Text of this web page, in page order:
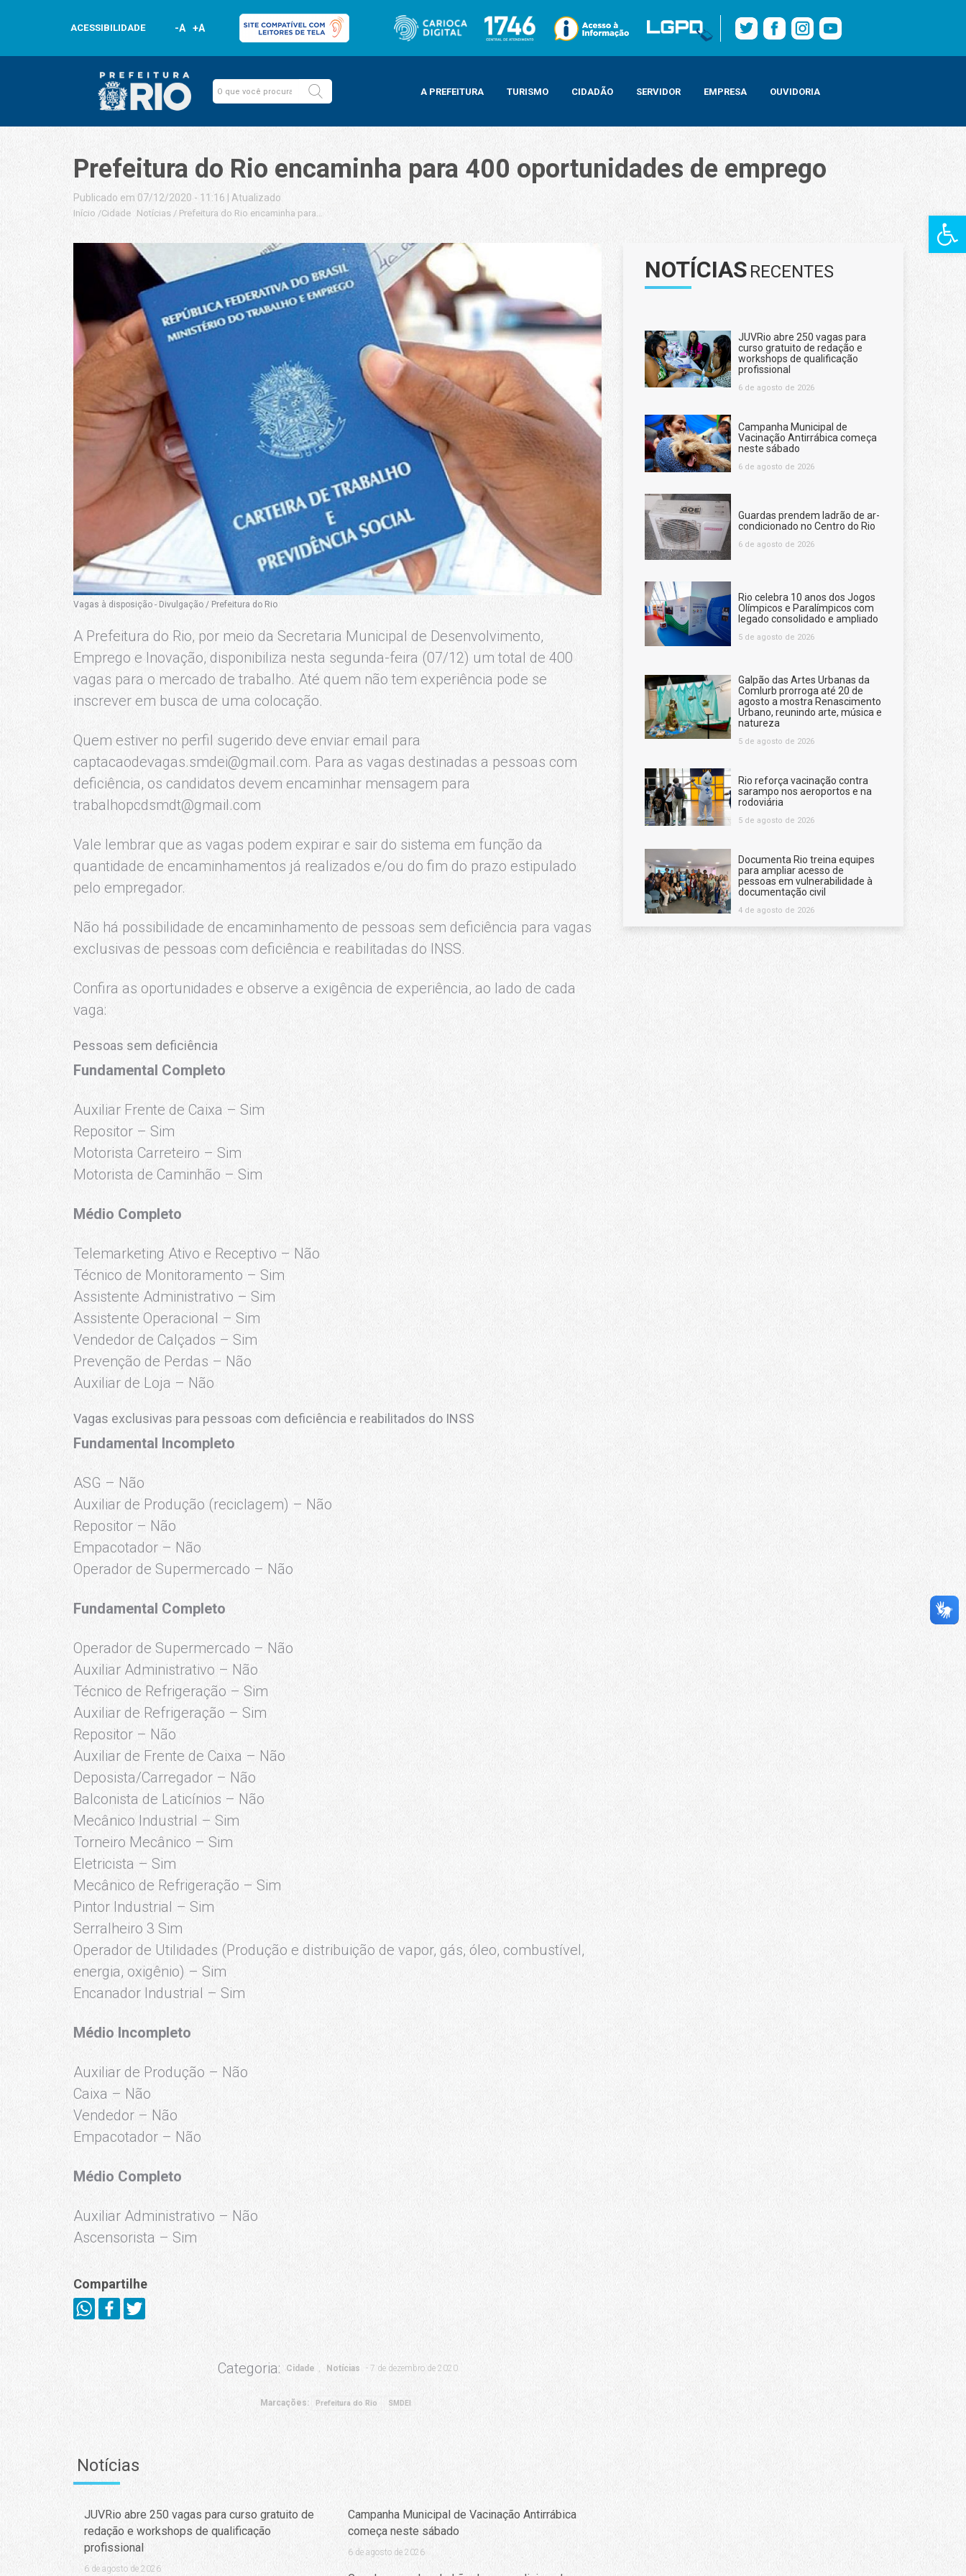
Barra de
ACESSIBILIDADE -A +A
A PREFEITURA TURISMO CIDADÃO SERVIDOR EMPRESA OUVIDORIA
Prefeitura do Rio encaminha para 400 oportunidades de emprego
Publicado em 07/12/2020 - 11:16 Atualizado
Início /Cidade Notícias / Prefeitura do Rio encaminha para 400 oportunidades de emprego
Vagas à disposição - Divulgação / Prefeitura do Rio
A Prefeitura do Rio, por meio da Secretaria Municipal de Desenvolvimento,
Emprego e Inovação, disponibiliza nesta segunda-feira (07/12) um total de 400
vagas para o mercado de trabalho. Até quem não tem experiência pode se
inscrever em busca de uma colocação.
Quem estiver no perfil sugerido deve enviar email para
captacaodevagas.smdei@gmail.com. Para as vagas destinadas a pessoas com
deficiência, os candidatos devem encaminhar mensagem para
trabalhopcdsmdt@gmail.com
Vale lembrar que as vagas podem expirar e sair do sistema em função da
quantidade de encaminhamentos já realizados e/ou do fim do prazo estipulado
pelo empregador.
Não há possibilidade de encaminhamento de pessoas sem deficiência para vagas
exclusivas de pessoas com deficiência e reabilitadas do INSS.
Confira as oportunidades e observe a exigência de experiência, ao lado de cada
vaga:
Pessoas sem deficiência
Fundamental Completo
Auxiliar Frente de Caixa – Sim
Repositor – Sim
Motorista Carreteiro – Sim
Motorista de Caminhão – Sim
Médio Completo
Telemarketing Ativo e Receptivo – Não
Técnico de Monitoramento – Sim
Assistente Administrativo – Sim
Assistente Operacional – Sim
Vendedor de Calçados – Sim
Prevenção de Perdas – Não
Auxiliar de Loja – Não
Vagas exclusivas para pessoas com deficiência e reabilitados do INSS
Fundamental Incompleto
ASG – Não
Auxiliar de Produção (reciclagem) – Não
Repositor – Não
Empacotador – Não
Operador de Supermercado – Não
Fundamental Completo
Operador de Supermercado – Não
Auxiliar Administrativo – Não
Técnico de Refrigeração – Sim
Auxiliar de Refrigeração – Sim
Repositor – Não
Auxiliar de Frente de Caixa – Não
Deposista/Carregador – Não
Balconista de Laticínios – Não
Mecânico Industrial – Sim
Torneiro Mecânico – Sim
Eletricista – Sim
Mecânico de Refrigeração – Sim
Pintor Industrial – Sim
Serralheiro 3 Sim
Operador de Utilidades (Produção e distribuição de vapor, gás, óleo, combustível,
energia, oxigênio) – Sim
Encanador Industrial – Sim
Médio Incompleto
Auxiliar de Produção – Não
Caixa – Não
Vendedor – Não
Empacotador – Não
Médio Completo
Auxiliar Administrativo – Não
Ascensorista – Sim
Compartilhe
Categoria: Cidade Notícias 7 de dezembro de 2020
Marcações: Prefeitura do Rio SMDEI
Notícias
JUVRio abre 250 vagas para curso gratuito de
redação e workshops de qualificação
profissional
6 de agosto de 2026
Campanha Municipal de Vacinação Antirrábica
começa neste sábado
6 de agosto de 2026
NOTÍCIAS RECENTES
JUVRio abre 250 vagas para
curso gratuito de redação e
workshops de qualificação
profissional
6 de agosto de 2026
Campanha Municipal de
Vacinação Antirrábica começa
neste sábado
6 de agosto de 2026
Guardas prendem ladrão de ar-
condicionado no Centro do Rio
6 de agosto de 2026
Rio celebra 10 anos dos Jogos
Olímpicos e Paralímpicos com
legado consolidado e ampliado
5 de agosto de 2026
Galpão das Artes Urbanas da
Comlurb prorroga até 20 de
agosto a mostra Renascimento
Urbano, reunindo arte, música e
natureza
5 de agosto de 2026
Rio reforça vacinação contra
sarampo nos aeroportos e na
rodoviária
5 de agosto de 2026
Documenta Rio treina equipes
para ampliar acesso de
pessoas em vulnerabilidade à
documentação civil
4 de agosto de 2026